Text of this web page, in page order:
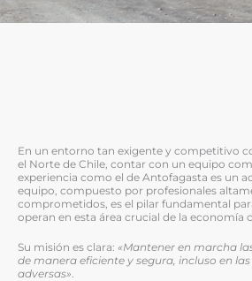
En un entorno tan exigente y competitivo
el Norte de Chile, contar con un equipo
experiencia como el de Antofagasta es un
equipo, compuesto por profesionales
comprometidos, es el pilar fundamental
operan en esta área crucial de la economía
Su misión es clara: «Mantener en marcha
de manera eficiente y segura, incluso en
adversas»